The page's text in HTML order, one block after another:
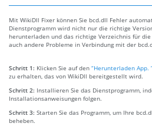
Mit WikiDll Fixer können Sie bcd.dll Fehler
Dienstprogramm wird nicht nur die richtige
herunterladen und das richtige Verzeichnis für
auch andere Probleme in Verbindung mit der
Schritt 1: Klicken Sie auf den “Herunterladen App.
zu erhalten, das von WikiDll bereitgestellt wird.
Schritt 2: Installieren Sie das Dienstprogramm,
Installationsanweisungen folgen.
Schritt 3: Starten Sie das Programm, um Ihre
beheben.